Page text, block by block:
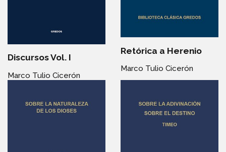
Discursos Vol. I
Marco Tulio Cicerón
Retórica a Herenio
Marco Tulio Cicerón